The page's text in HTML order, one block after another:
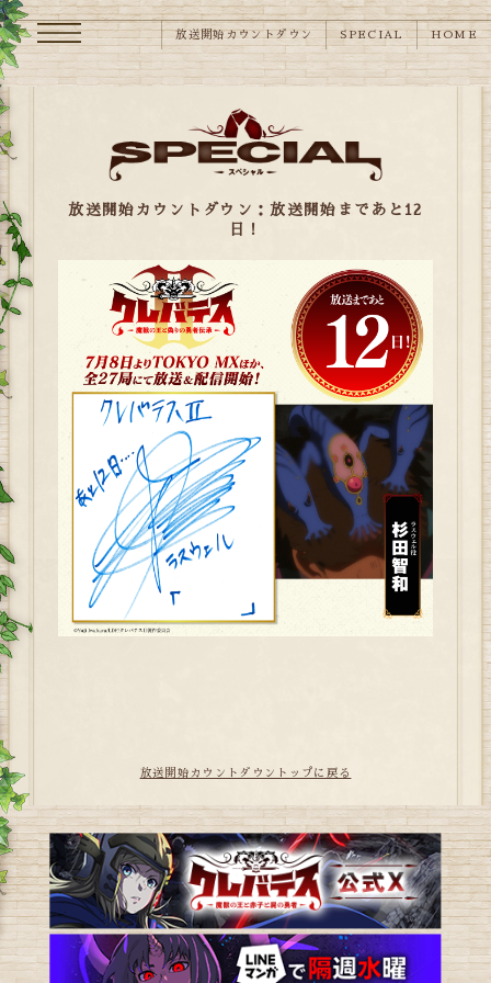
メニュー
HOME
SPECIAL
放送開始カウントダウン
放送開始カウントダウン：放送開始まであと12
日！
放送開始カウントダウントップに戻る